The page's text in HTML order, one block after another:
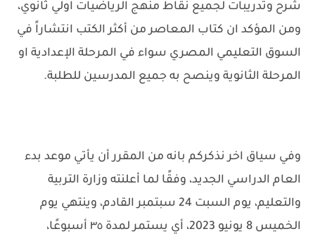
شرح وتدريبات لجميع نقاط منهج الرياضيات اولي ثانوي،
ومن المؤكد ان كتاب المعاصر من أكثر الكتب انتشاراً في
السوق التعليمي المصري سواء في المرحلة الإعدادية او
المرحلة الثانوية وينصح به جميع المدرسين للطلبة.
وفي سياق اخر نذكركم بانه من المقرر أن يأتي موعد بدء
العام الدراسي الجديد، وفقًا لما أعلنته وزارة التربية
والتعليم، يوم السبت 24 سبتمبر القادم، وينتهي يوم
الخميس 8 يونيو 2023، أي يستمر لمدة ٣٥ أسبوعًا،